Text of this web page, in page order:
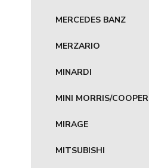
MERCEDES BANZ
MERZARIO
MINARDI
MINI MORRIS/COOPER
MIRAGE
MITSUBISHI